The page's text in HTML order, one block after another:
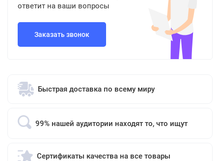
ответит на ваши вопросы
Заказать звонок
Быстрая доставка по всему миру
99% нашей аудитории находят то, что ищут
Сертификаты качества на все товары